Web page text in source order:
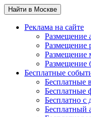
Найти в Москве
Реклама на сайте
Размещение
Размещение
Размещение
Размещение
Бесплатные
Бесплатные
Бесплатные
Бесплатно с
Бесплатный